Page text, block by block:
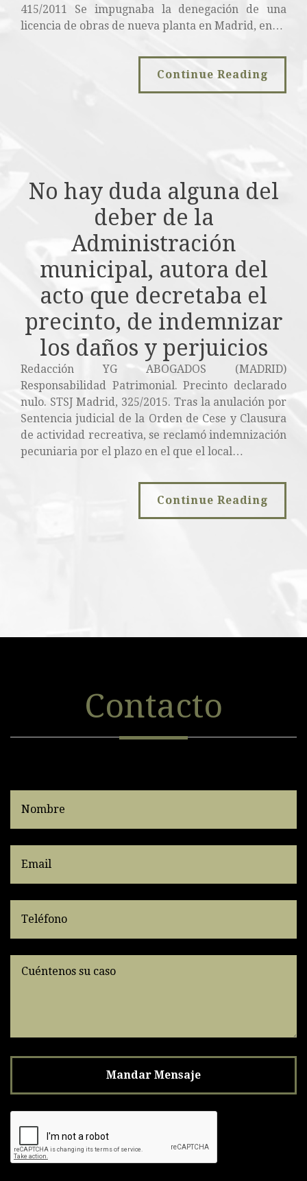
415/2011 Se impugnaba la denegación de una
licencia de obras de nueva planta en Madrid, en…
Continue Reading
No hay duda alguna del
deber de la
Administración
municipal, autora del
acto que decretaba el
precinto, de indemnizar
los daños y perjuicios
Redacción YG ABOGADOS (MADRID)
Responsabilidad Patrimonial. Precinto declarado
nulo. STSJ Madrid, 325/2015. Tras la anulación por
Sentencia judicial de la Orden de Cese y Clausura
de actividad recreativa, se reclamó indemnización
pecuniaria por el plazo en el que el local…
Continue Reading
Contacto